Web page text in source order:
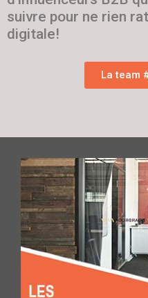
suivre pour ne rien
digitale!
La team